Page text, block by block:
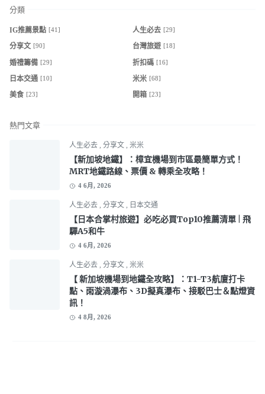
分類
IG推薦景點 [41] 人生必去 [29]
分享文 [90] 台灣旅遊 [18]
婚禮籌備 [29] 折扣碼 [16]
日本交通 [10] 米米 [68]
美食 [23] 開箱 [23]
熱門文章
人生必去 , 分享文 , 米米
【新加坡地鐵】：樟宜機場到市區最簡單方式！
MRT地鐵路線、票價 & 轉乘全攻略！
4 6月, 2026
人生必去 , 分享文 , 日本交通
【日本合掌村旅遊】必吃必買Top10推薦清單 | 飛
驒A5和牛
4 6月, 2026
人生必去 , 分享文 , 米米
【 新加坡機場到地鐵全攻略】：T1-T3航廈打卡
點、雨漩渦瀑布、3D擬真瀑布、接駁巴士＆點燈資
訊！
4 8月, 2026